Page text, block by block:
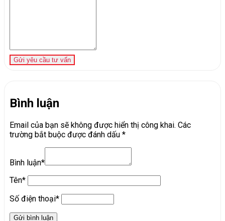
Gửi yêu cầu tư vấn
Bình luận
Email của bạn sẽ không được hiển thị công khai. Các
trường bắt buộc được đánh dấu *
Bình luận*
Tên*
Số điện thoại*